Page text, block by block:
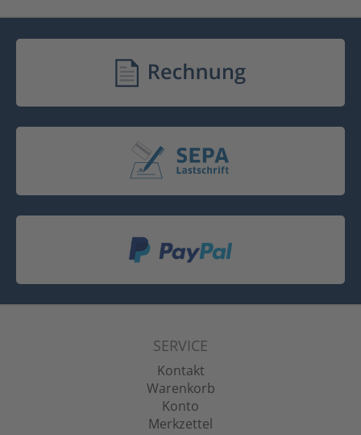
SERVICE
Kontakt
Warenkorb
Konto
Merkzettel